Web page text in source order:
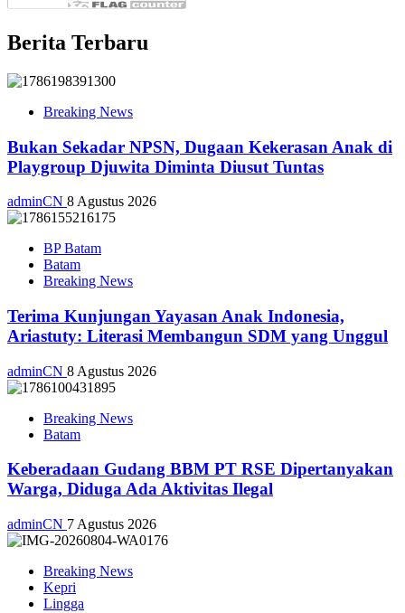
Berita Terbaru
Breaking News
Bukan Sekadar NPSN, Dugaan Kekerasan Anak di
Playgroup Djuwita Diminta Diusut Tuntas
adminCN 8 Agustus 2026
BP Batam
Batam
Breaking News
Terima Kunjungan Yayasan Anak Indonesia,
Ariastuty: Literasi Membangun SDM yang Unggul
adminCN 8 Agustus 2026
Breaking News
Batam
Keberadaan Gudang BBM PT RSE Dipertanyakan
Warga, Diduga Ada Aktivitas Ilegal
adminCN 7 Agustus 2026
Breaking News
Kepri
Lingga